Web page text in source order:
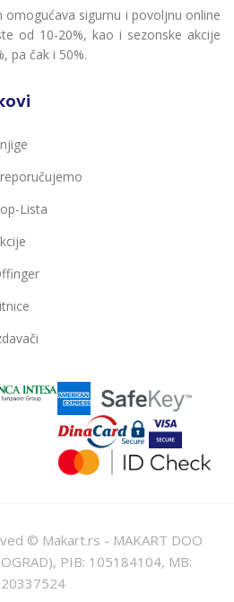
sigurnu i povoljnu online
od 10-20%, kao i sezonske akcije
pa čak i 50%.
Lista
© Makart.rs - MAKART DOO
PIB: 105184104, MB:
20337524